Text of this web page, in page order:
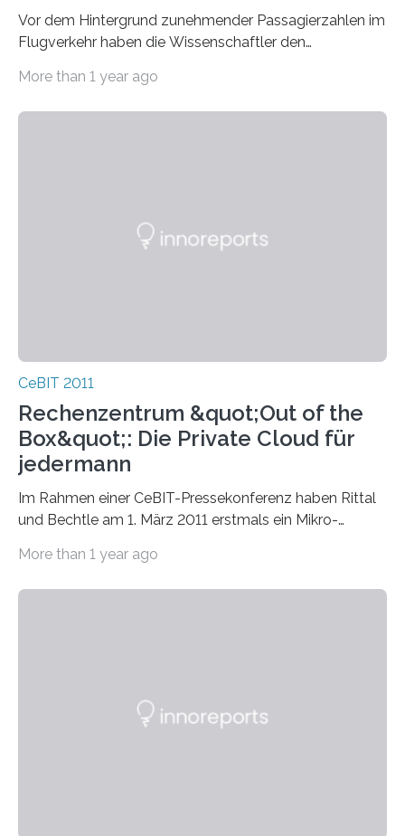
Vor dem Hintergrund zunehmender Passagierzahlen im
Flugverkehr haben die Wissenschaftler den
Reisende…
More than 1 year ago
CeBIT 2011
Rechenzentrum &quot;Out of the
Box&quot;: Die Private Cloud für
jedermann
Im Rahmen einer CeBIT-Pressekonferenz haben Rittal
und Bechtle am 1. März 2011 erstmals ein Mikro-
Unternehmen…
More than 1 year ago